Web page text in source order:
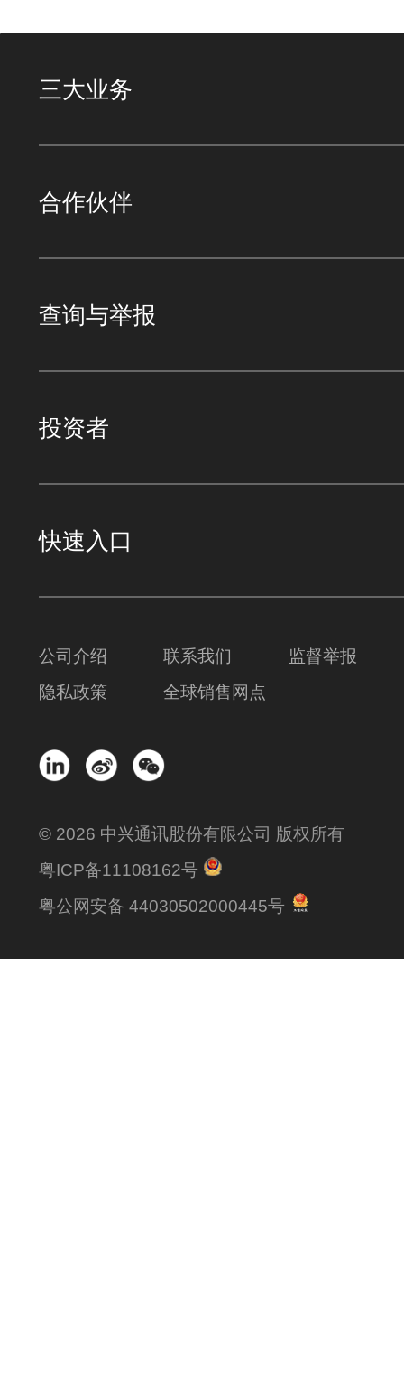
三大业务
合作伙伴
查询与举报
投资者
快速入口
公司介绍 联系我们
监督举报
隐私政策
全球销售网点
© 2026 中兴通讯股份有限公司 版权所有
粤ICP备11108162号
粤公网安备 44030502000445号